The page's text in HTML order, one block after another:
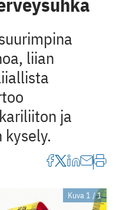
liian
ja
Kuva 1 / 1